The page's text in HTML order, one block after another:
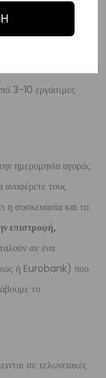
3-10 εργάσιμες
ημερομηνία αγοράς
αναφέρετε τους
η συσκευασία και το
επιστροφή,
σε ένα
ή Eurobank) που
το
σε τελωνειακές